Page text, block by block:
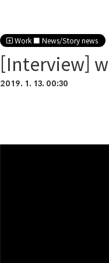
Work ■ News/Story news
[Interview]
2019. 1. 13. 00:30